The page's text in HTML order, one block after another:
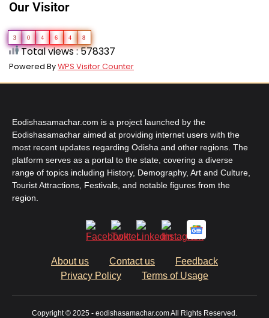
Our Visitor
3 0 4 6 4 8
Total views : 578337
Powered ByWPS Visitor Counter
Eodishasamachar.com is a project launched by the
Eodishasamachar aimed at providing internet users with the
most recent updates regarding Odisha and other regions. The
platform serves as a portal to the state, covering a diverse
range of topics including History, Demography, Art and Culture,
Tourist Attractions, Festivals, and notable figures from the
region.
About us Contact us
Feedback
Privacy Policy
Terms of Usage
Copyright © 2025 - eodishasamachar.com All Rights Reserved.